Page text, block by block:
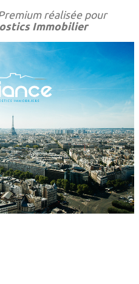
réalisée pour
Immobilier